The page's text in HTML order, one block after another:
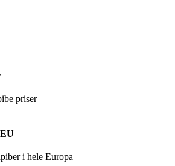
priser
i hele Europa